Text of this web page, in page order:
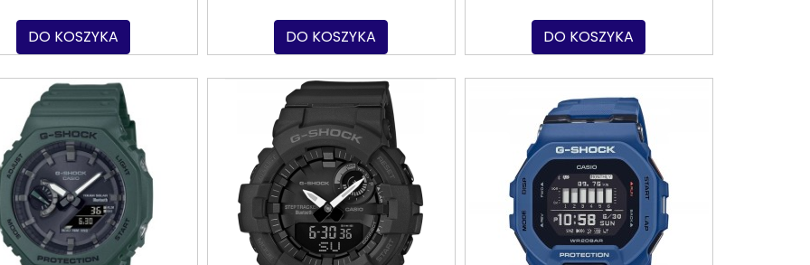
DO KOSZYKA DO KOSZYKA DO KOSZYKA